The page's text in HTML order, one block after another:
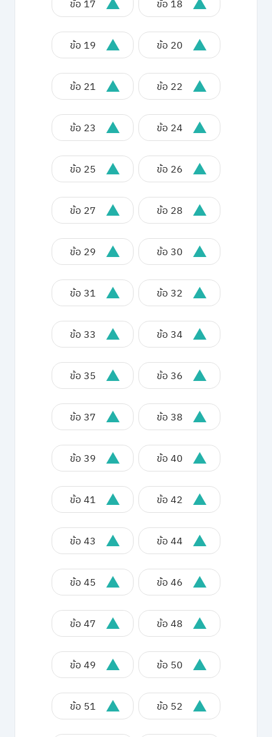
ข้อ 17 ข้อ 18
ข้อ 19 ข้อ 20
ข้อ 21 ข้อ 22
ข้อ 23 ข้อ 24
ข้อ 25 ข้อ 26
ข้อ 27 ข้อ 28
ข้อ 29 ข้อ 30
ข้อ 31 ข้อ 32
ข้อ 33 ข้อ 34
ข้อ 35 ข้อ 36
ข้อ 37 ข้อ 38
ข้อ 39 ข้อ 40
ข้อ 41 ข้อ 42
ข้อ 43 ข้อ 44
ข้อ 45 ข้อ 46
ข้อ 47 ข้อ 48
ข้อ 49 ข้อ 50
ข้อ 51 ข้อ 52